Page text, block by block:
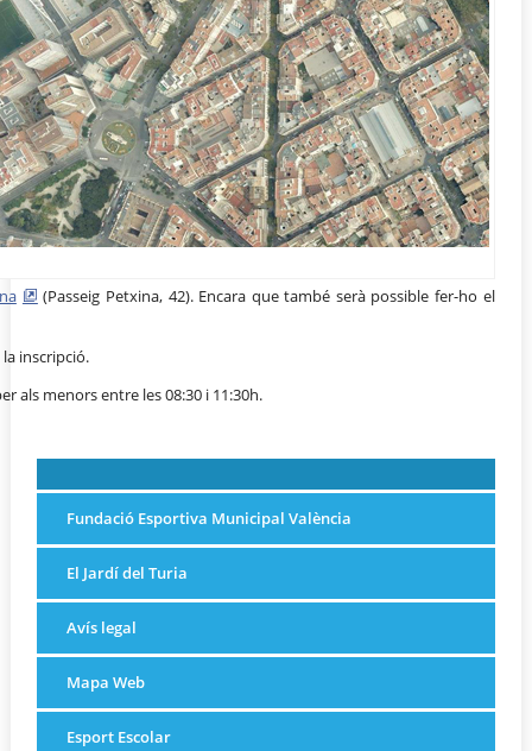
(Passeig Petxina, 42). Encara que també serà possible fer-ho el
inscripció.
als menors entre les 08:30 i 11:30h.
Fundació Esportiva Municipal València
El Jardí del Turia
Avís legal
Mapa Web
Esport Escolar